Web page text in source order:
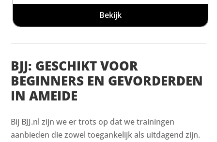
Bekijk
BJJ: GESCHIKT VOOR
BEGINNERS EN GEVORDERDEN
IN AMEIDE
Bij BJJ.nl zijn we er trots op dat we trainingen
aanbieden die zowel toegankelijk als uitdagend zijn.